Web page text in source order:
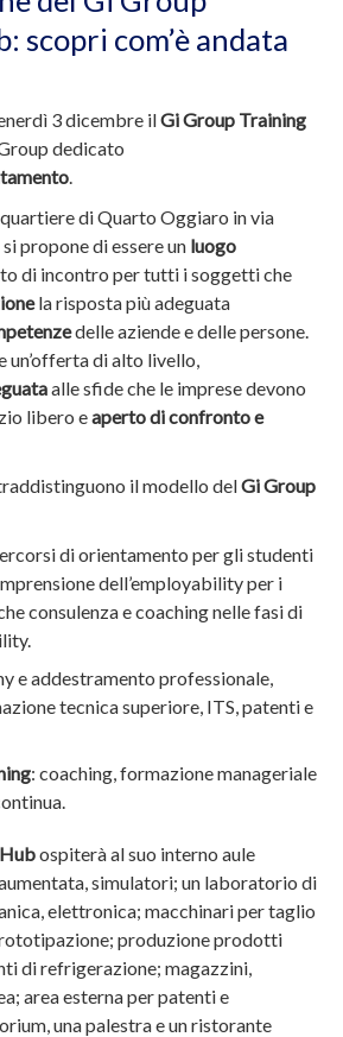
u
o
scopri com’è andata
3 dicembre ilGi Group Training
dedicato
di Quarto Oggiaro in via
propone di essere un luogo
di incontro per tutti i soggetti che
la risposta più adeguata
delle aziende e delle persone.
di alto livello,
alle sfide che le imprese devono
libero eaperto di confronto e
il modello delGi Group
di orientamento per gli studenti
dell’employability per i
consulenza e coaching nelle fasi di
e addestramento professionale,
tecnica superiore, ITS, patenti e
: coaching, formazione manageriale
ospiterà al suo interno aule
simulatori; un laboratorio di
elettronica; macchinari per taglio
produzione prodotti
di refrigerazione; magazzini,
area esterna per patenti e
una palestra e un ristorante